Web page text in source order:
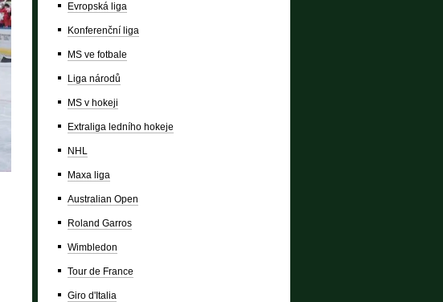
Evropská liga
Konferenční liga
MS ve fotbale
Liga národů
MS v hokeji
Extraliga ledního hokeje
NHL
Maxa liga
Australian Open
Roland Garros
Wimbledon
Tour de France
Giro d'Italia